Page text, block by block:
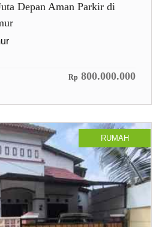
Depan Aman Parkir di
Rp 800.000.000
RUMAH